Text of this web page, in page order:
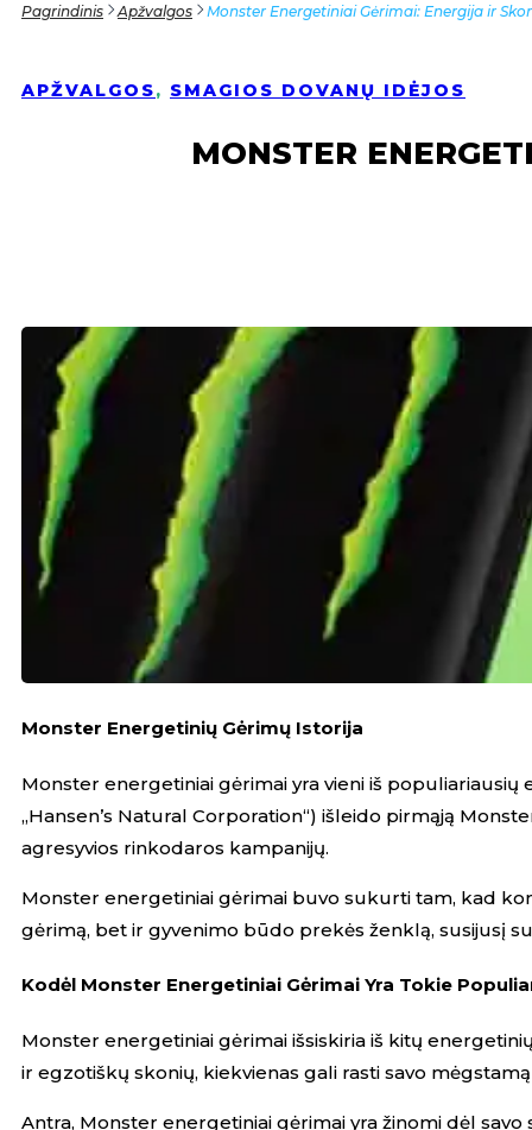
Pagrindinis Apžvalgos Monster Energetiniai Gėrimai: Energija ir
APŽVALGOS, SMAGIOS DOVANŲ IDĖJOS
MONSTER
Monster Energetinių Gėrimų Istorija
Monster energetiniai gėrimai yra vieni iš populiariausių
„Hansen’s Natural Corporation“) išleido pirmąją
agresyvios rinkodaros kampanijų.
Monster energetiniai gėrimai buvo sukurti tam, kad
gėrimą, bet ir gyvenimo būdo prekės ženklą, susijusį
Kodėl Monster Energetiniai Gėrimai Yra Tokie
Monster energetiniai gėrimai išsiskiria iš kitų
ir egzotiškų skonių, kiekvienas gali rasti savo
Antra, Monster energetiniai gėrimai yra žinomi dėl